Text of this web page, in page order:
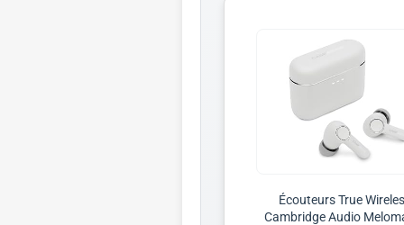
Écouteurs True
Cambridge Audio